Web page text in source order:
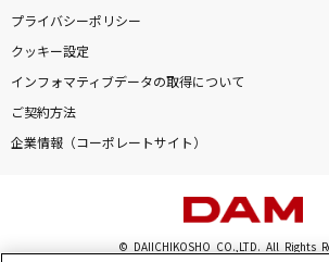
プライバシーポリシー
クッキー設定
インフォマティブデータの取得について
ご契約方法
企業情報（コーポレートサイト）
© DAIICHIKOSHO CO.,LTD. All Rights